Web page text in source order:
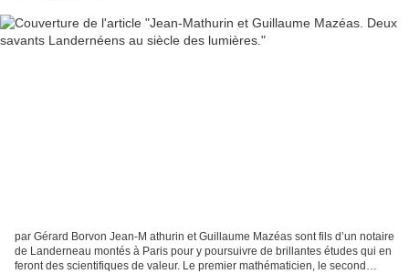
par Gérard Borvon Jean-M athurin et Guillaume Mazéas sont fils d’un notaire
de Landerneau montés à Paris pour y poursuivre de brillantes études qui en
feront des scientifiques de valeur. Le premier mathématicien, le second